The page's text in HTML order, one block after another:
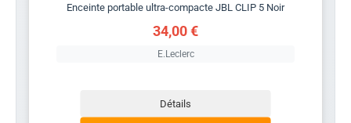
Enceinte portable ultra-compacte JBL CLIP 5 Noir
34,00 €
E.Leclerc
Détails